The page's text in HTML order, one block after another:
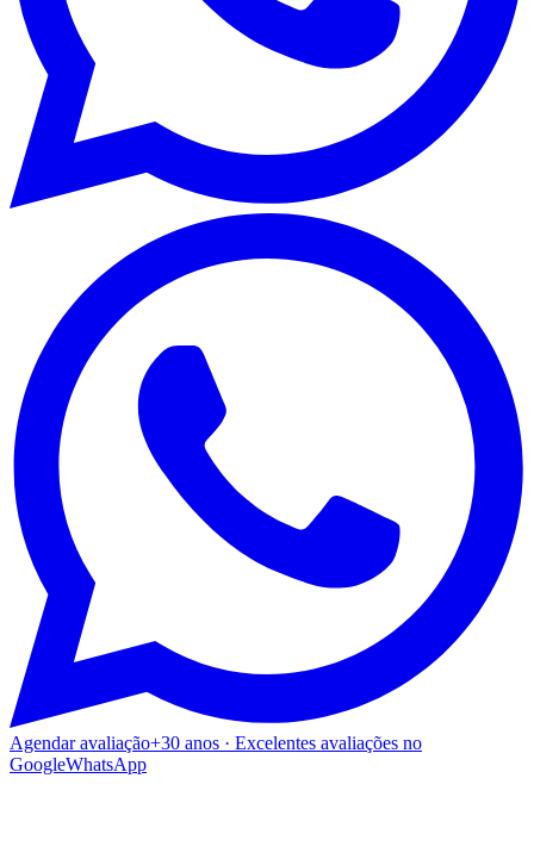
Agendar avaliação+30 anos · Excelentes avaliações no
GoogleWhatsApp